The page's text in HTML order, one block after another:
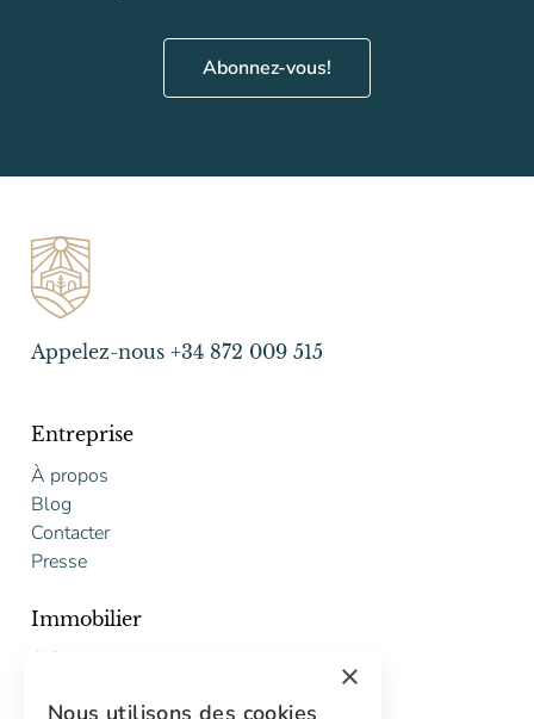
Abonnez-vous!
Appelez-nous +34 872 009 515
Entreprise
À propos
Blog
Contacter
Presse
Immobilier
Acheter
×
Nous utilisons des cookies